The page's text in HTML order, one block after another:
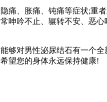
痛、胀痛、钝痛等症状;重
吟不止、辗转不安、恶
够对男性泌尿结石有一个
望您的身体永远保持健康!